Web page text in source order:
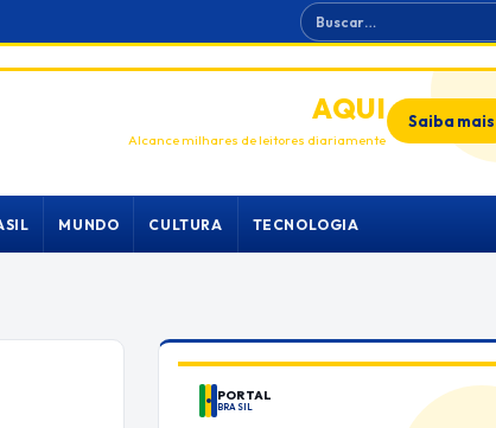
Buscar
ANUNCIEAQUI
Alcance milhares de leitores diariamente
Saiba mais
MUNDO CULTURA TECNOLOGIA
PORTAL
BRASIL